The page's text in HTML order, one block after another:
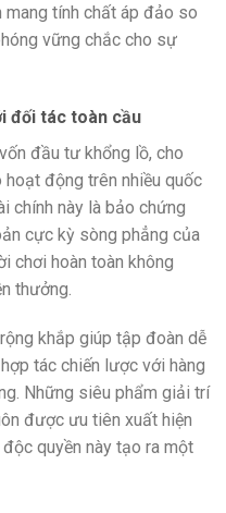
mang tính chất áp đảo so
vững chắc cho sự
đối tác toàn cầu
đầu tư khổng lồ, cho
động trên nhiều quốc
chính này là bảo chứng
cực kỳ sòng phẳng của
chơi hoàn toàn không
thưởng.
khắp giúp tập đoàn dễ
tác chiến lược với hàng
Những siêu phẩm giải trí
được ưu tiên xuất hiện
quyền này tạo ra một